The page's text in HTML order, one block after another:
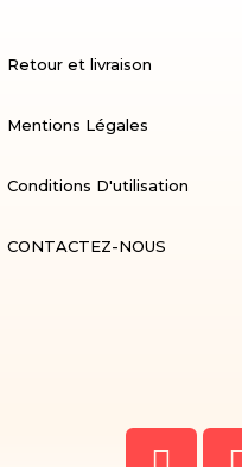
Retour et livraison
Mentions Légales
Conditions D'utilisation
CONTACTEZ-NOUS